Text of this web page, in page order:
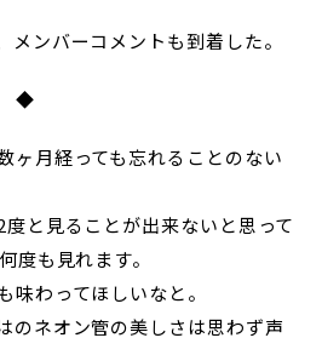
メンバーコメントも到着した。
ヶ月経っても忘れることのない
と見ることが出来ないと思って
度も見れます。
味わってほしいなと。
のネオン管の美しさは思わず声